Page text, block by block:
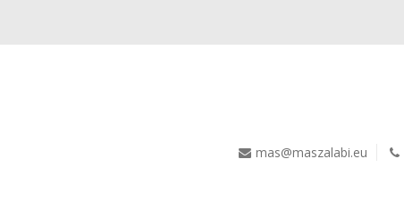
mas@maszalabi.eu